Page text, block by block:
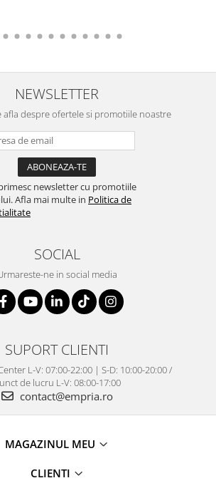
NEWSLETTER
afla despre ofertele si promotiile noastre
newsletter cu promotiile
Afla mai multe in Politica de
SOCIAL
ne in social media
SUPORT CLIENTI
L-V: 07:00-22:00 | S-D: 10:00-20:00 /
de lucru L-V: 08:00-17:00
contact@empria.ro
MAGAZINUL MEU
CLIENTI